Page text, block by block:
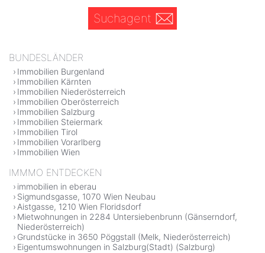
Suchagent
BUNDESLÄNDER
Immobilien Burgenland
Immobilien Kärnten
Immobilien Niederösterreich
Immobilien Oberösterreich
Immobilien Salzburg
Immobilien Steiermark
Immobilien Tirol
Immobilien Vorarlberg
Immobilien Wien
IMMMO ENTDECKEN
immobilien in eberau
Sigmundsgasse, 1070 Wien Neubau
Aistgasse, 1210 Wien Floridsdorf
Mietwohnungen in 2284 Untersiebenbrunn (Gänserndorf,
Niederösterreich)
Grundstücke in 3650 Pöggstall (Melk, Niederösterreich)
Eigentumswohnungen in Salzburg(Stadt) (Salzburg)